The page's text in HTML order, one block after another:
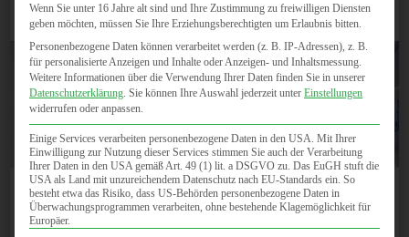
Seite wählen
Links
Wenn Sie unter 16 Jahre alt sind und Ihre Zustimmung zu freiwilligen Diensten
geben möchten, müssen Sie Ihre Erziehungsberechtigten um Erlaubnis bitten.
Personenbezogene Daten können verarbeitet werden (z. B. IP-Adressen), z. B.
für personalisierte Anzeigen und Inhalte oder Anzeigen- und Inhaltsmessung.
Weitere Informationen über die Verwendung Ihrer Daten finden Sie in unserer
Datenschutzerklärung. Sie können Ihre Auswahl jederzeit unter Einstellungen
widerrufen oder anpassen.
Einige Services verarbeiten personenbezogene Daten in den USA. Mit Ihrer
Einwilligung zur Nutzung dieser Services stimmen Sie auch der Verarbeitung
Ihrer Daten in den USA gemäß Art. 49 (1) lit. a DSGVO zu. Das EuGH stuft die
USA als Land mit unzureichendem Datenschutz nach EU-Standards ein. So
besteht etwa das Risiko, dass US-Behörden personenbezogene Daten in
Überwachungsprogrammen verarbeiten, ohne bestehende Klagemöglichkeit für
Europäer.